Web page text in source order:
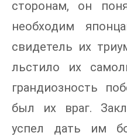
сторонам, он
необходим
свидетель их
льстило их
грандиозность
был их враг.
успел дать им